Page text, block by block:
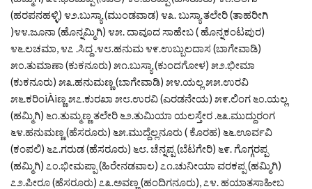
(ಹರಪನಹಳ್ಳಿ) ೪೨.ಬುಸ್ಯಾ (ಮುಂಡವಾಡ) ೪೩. ಬುಸ್ಯಾ ತಲೇರಿ (ತಾಹರೀಗಿ
)೪೪.ಜೂನಾ (ಹೊನ್ನಮ್ಮಿಗಿ) ೪೫. ದಾವೂದ ಸಾಹೇಬ ( ಹೊನ್ನಕಂಟಪುರ)
೪೬.ಲಚಮಾ, ೪೭ .ಸಿದ್ದ .೪೮.ಹನುಮ ೪೯.ಉಬ್ಬುಲದಾಸ (ಬಾಗೇವಾಡಿ)
೫೦.ತುಮಾಣಾ (ಕುಕನೂರು) ೫೧.ಬುಸ್ಯಾ (ಕುಂದಗೋಳ) ೫೨.ಭೀಮಾ
(ಕುಕನೂರು) ೫೩.ಹನುಮಣ್ಣ (ಬಾಗೇವಾಡಿ) ೫೪.ಯಲ್ಲ ೫೫.ಉರವಿ
೫೬.ಕರಿಂiÀiಣ್ಣ ೫೭.ಕುರಖಾ ೫೮.ಉರವಿ (ಎರಡನೇಯ) ೫೯.ಲಿಂಗ ೬೦.ಯಲ್ಲ
(ಹಮ್ಮಿಗಿ) ೬೧.ತುಮ್ಮಣ್ಣ ತಲೇರಿ ೬೨.ತುಮಿಯಾ ಯಲಸ್ತೇರ .೬೩.ಮುದ್ದುರಂಗ
೬೪.ಹನುಮಣ್ಣ (ಹೆಸರೂರು) ೬೫.ಮುದ್ದೆಲ್ಲನೂರು ( ಕೊರಹ) ೬೬.ಊರ್ವವಿ
(ಕಂಪಲಿ) ೬೭.ಗರುಡ (ಹೆಸರೂರು) ೬೮. ಚೆನ್ನಪ್ಪ (ಬೆಟಗೇರಿ) ೬೯. ಗೊಗ್ಗರಪ್ಪ
(ಹಮ್ಮಿಗಿ) ೭೦.ಭೀಮಪ್ಪಾ (ಹಿರೇನಡವಾಲ) ೭೧.ಚುನೀಯಾ ವರಕಪ್ಪ (ಹಮ್ಮಿಗಿ)
೭೨.ಪೀರೂ (ಹೆಸರೂರು) ೭೩.ಅವಣ್ಣ (ಹಂದಿಗನೂರು), ೭೪. ಹಯಾತಸಾಹೀಬ